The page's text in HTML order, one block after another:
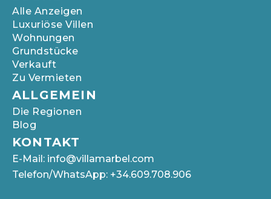
Alle Anzeigen
Luxuriöse Villen
Wohnungen
Grundstücke
Verkauft
Zu Vermieten
ALLGEMEIN
Die Regionen
Blog
KONTAKT
E-Mail: info@villamarbel.com
Telefon/WhatsApp: +34.609.708.906